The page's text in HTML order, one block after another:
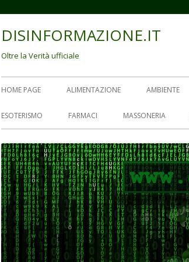
DISINFORMAZIONE.IT
Oltre la Verità ufficiale
Menu
principale
HOME PAGE ALIMENTAZIONE AMBIENTE
ESOTERISMO FARMACI MASSONERIA